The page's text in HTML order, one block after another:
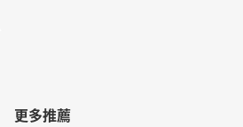
更多推薦